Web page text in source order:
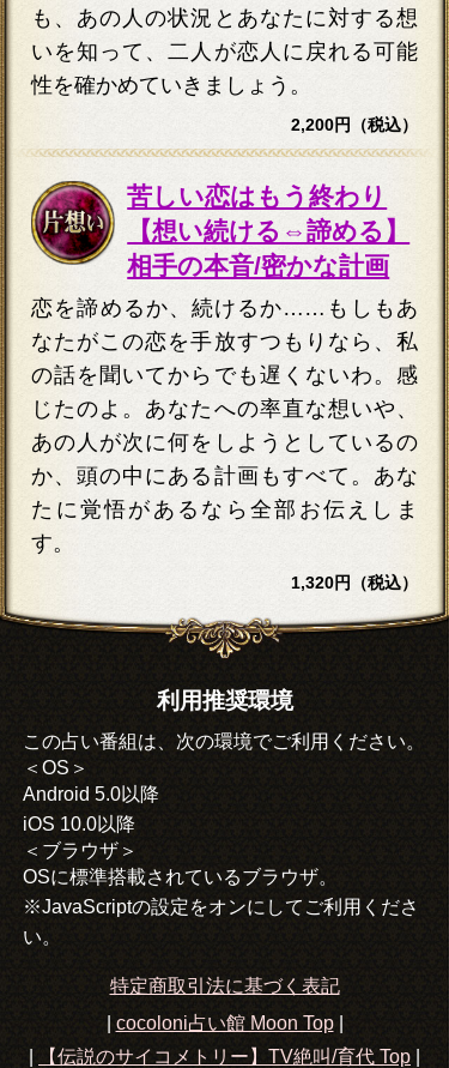
も、あの人の状況とあなたに対する想
いを知って、二人が恋人に戻れる可能
性を確かめていきましょう。
2,200円（税込）
苦しい恋はもう終わり
【想い続ける⇔諦める】
相手の本音/密かな計画
恋を諦めるか、続けるか……もしもあ
なたがこの恋を手放すつもりなら、私
の話を聞いてからでも遅くないわ。感
じたのよ。あなたへの率直な想いや、
あの人が次に何をしようとしているの
か、頭の中にある計画もすべて。あな
たに覚悟があるなら全部お伝えしま
す。
1,320円（税込）
利用推奨環境
この占い番組は、次の環境でご利用ください。
＜OS＞
Android 5.0以降
iOS 10.0以降
＜ブラウザ＞
OSに標準搭載されているブラウザ。
※JavaScriptの設定をオンにしてご利用くださ
い。
特定商取引法に基づく表記
cocoloni占い館 Moon Top|
【伝説のサイコメトリー】TV絶叫/育代 Top